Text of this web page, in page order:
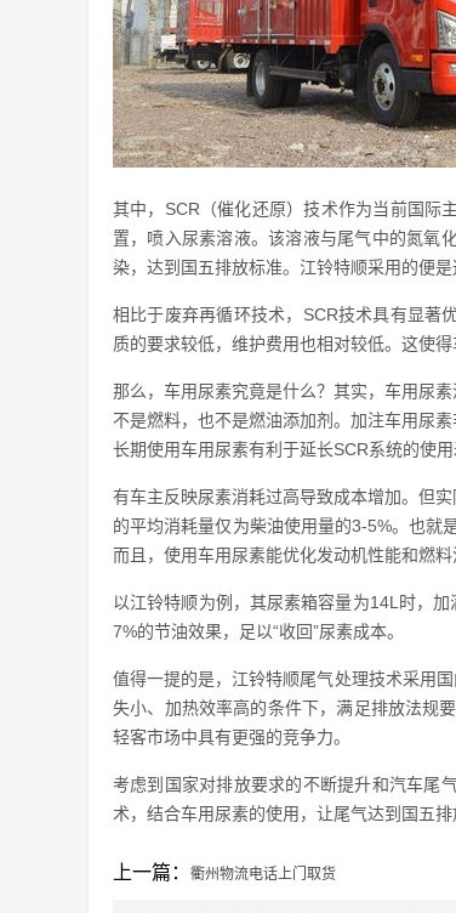
其中，SCR（催化还原）技术作为当前国际
置，喷入尿素溶液。该溶液与尾气中的氮氧
染，达到国五排放标准。江铃特顺采用的便是
相比于废弃再循环技术，SCR技术具有显著
质的要求较低，维护费用也相对较低。这使
那么，车用尿素究竟是什么？其实，车用尿
不是燃料，也不是燃油添加剂。加注车用尿
长期使用车用尿素有利于延长SCR系统的使
有车主反映尿素消耗过高导致成本增加。但
的平均消耗量仅为柴油使用量的3-5%。也就
而且，使用车用尿素能优化发动机性能和燃
以江铃特顺为例，其尿素箱容量为14L时，
7%的节油效果，足以“收回”尿素成本。
值得一提的是，江铃特顺尾气处理技术采用
失小、加热效率高的条件下，满足排放法规
轻客市场中具有更强的竞争力。
考虑到国家对排放要求的不断提升和汽车尾
术，结合车用尿素的使用，让尾气达到国五
上一篇： 衢州物流电话上门取货